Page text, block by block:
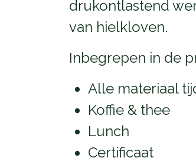
drukontlastend
van hielkloven.
Inbegrepen in de
Alle materiaal
Koffie & thee
Lunch
Certificaat